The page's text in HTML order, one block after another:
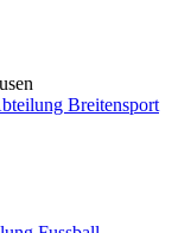
Breitensport